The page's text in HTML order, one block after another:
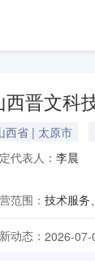
西晋文科
西省 | 太原市
代表人： 李晨
范围：
动态： 2026-07-